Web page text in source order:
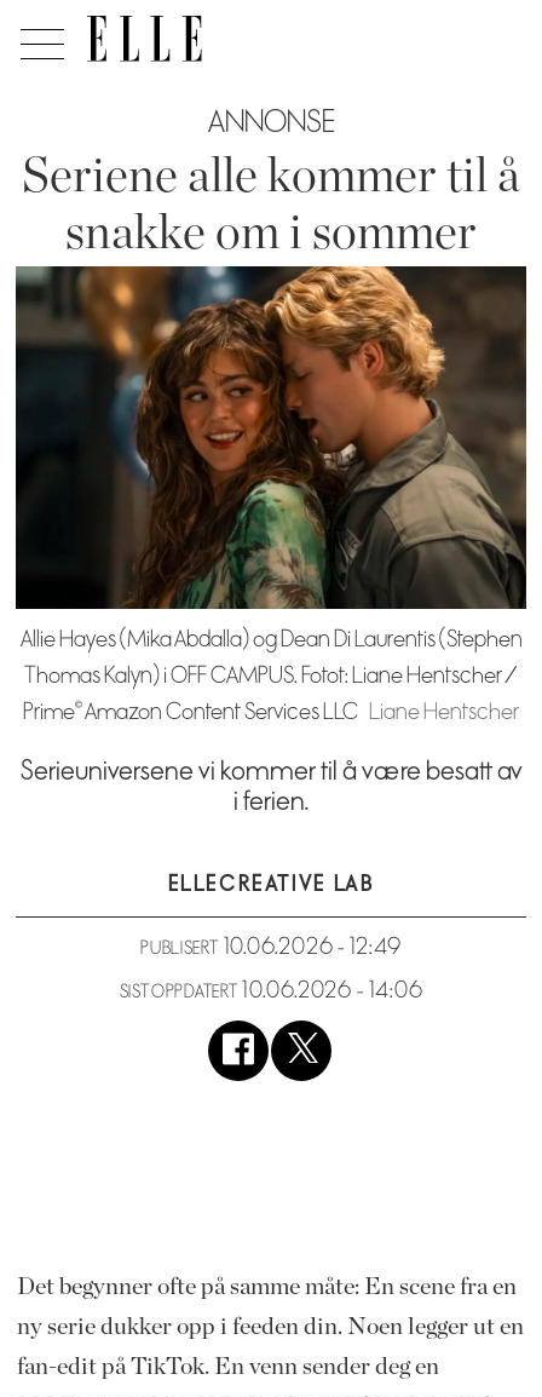
ANNONSE
Seriene alle kommer til å
snakke om i sommer
Allie Hayes (Mika Abdalla) og Dean Di Laurentis (Stephen
Thomas Kalyn) i OFF CAMPUS. Fotot: Liane Hentscher /
Prime© Amazon Content Services LLC Liane Hentscher
Serieuniversene vi kommer til å være besatt av
i ferien.
ELLECREATIVE LAB
PUBLISERT 10.06.2026 - 12:49
SIST OPPDATERT 10.06.2026 - 14:06
Det begynner ofte på samme måte: En scene fra en
ny serie dukker opp i feeden din. Noen legger ut en
fan-edit på TikTok. En venn sender deg en